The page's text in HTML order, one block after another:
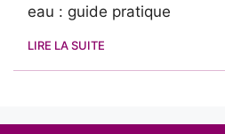
eau : guide pratique
LIRE LA SUITE